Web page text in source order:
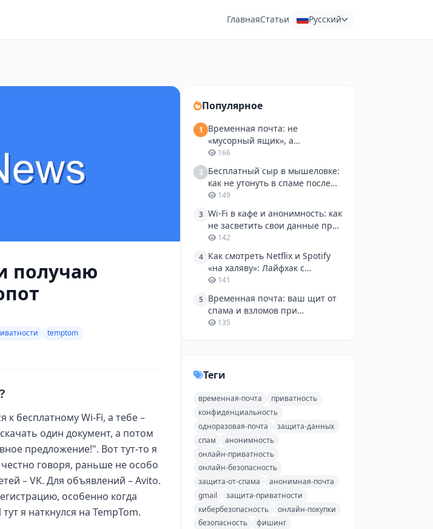
ГлавнаяСтатьи Русский
получаю
temptom
бесплатному Wi-Fi, а тебе –
один документ, а потом
предложение!". Вот тут-то я
говоря, раньше не особо
– VK. Для объявлений – Avito.
особенно когда
я наткнулся на TempTom.
Популярное
1
Временная почта: не
«мусорный ящик», а
инструмент для разработчика
и тестировщика
166
2 Бесплатный сыр в мышеловке:
как не утонуть в спаме после
пробной подписки и поиска
работы
149
3 Wi-Fi в кафе и анонимность: как
не засветить свои данные при
регистрации на сайтах
142
4 Как смотреть Netflix и Spotify
«на халяву»: Лайфхак с
одноразовой почтой
141
5 Временная почта: ваш щит от
спама и взломов при
регистрации в соцсетях и на
135
Теги
временная-почта
приватность
конфиденциальность
одноразовая-почта
защита-данных
спам
анонимность
онлайн-приватность
онлайн-безопасность
защита-от-спама
анонимная-почта
gmail
защита-приватности
кибербезопасность
онлайн-покупки
безопасность
фишинг